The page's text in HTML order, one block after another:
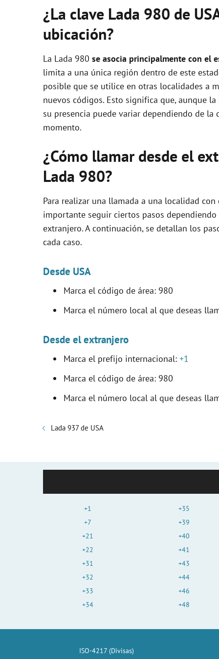
i
e
o
¿La clave Lada 980 de
ubicación?
La Lada 980 se asocia principalmente con el
limita a una única región dentro de este
posible que se utilice en otras localidades a
nuevos códigos. Esto significa que, aunque
su presencia puede variar dependiendo de
momento.
¿Cómo llamar desde el
Lada 980?
Para realizar una llamada a una localidad
importante seguir ciertos pasos
extranjero. A continuación, se detallan los
cada caso.
Desde USA
Marca el código de área: 980
Marca el número local al que deseas
Desde el extranjero
Marca el prefijo internacional: +1
Marca el código de área: 980
Marca el número local al que deseas
Lada 937 de USA
+1
+7
+21
+22
+31
+32
+33
+34
+35
+39
+40
+41
+43
+44
+46
+48
ISO-4217 (Divisas)